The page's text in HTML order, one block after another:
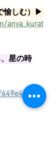
愉しむ）▶
anya_kurat
、星の時